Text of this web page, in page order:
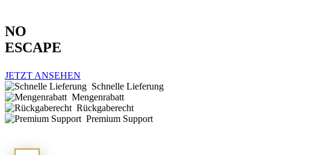
NO
ESCAPE
JETZT ANSEHEN
Schnelle Lieferung
Mengenrabatt
Rückgaberecht
Premium Support